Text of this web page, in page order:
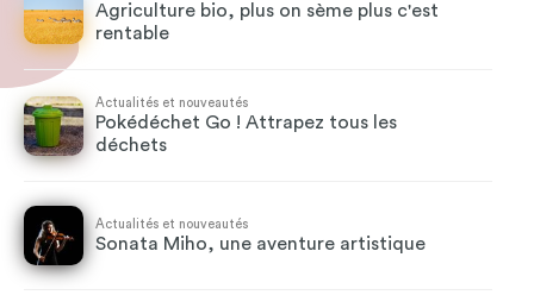
Agriculture bio, plus on sème plus c'est
rentable
Actualités et nouveautés
Pokédéchet Go ! Attrapez tous les
déchets
Actualités et nouveautés
Sonata Miho, une aventure artistique